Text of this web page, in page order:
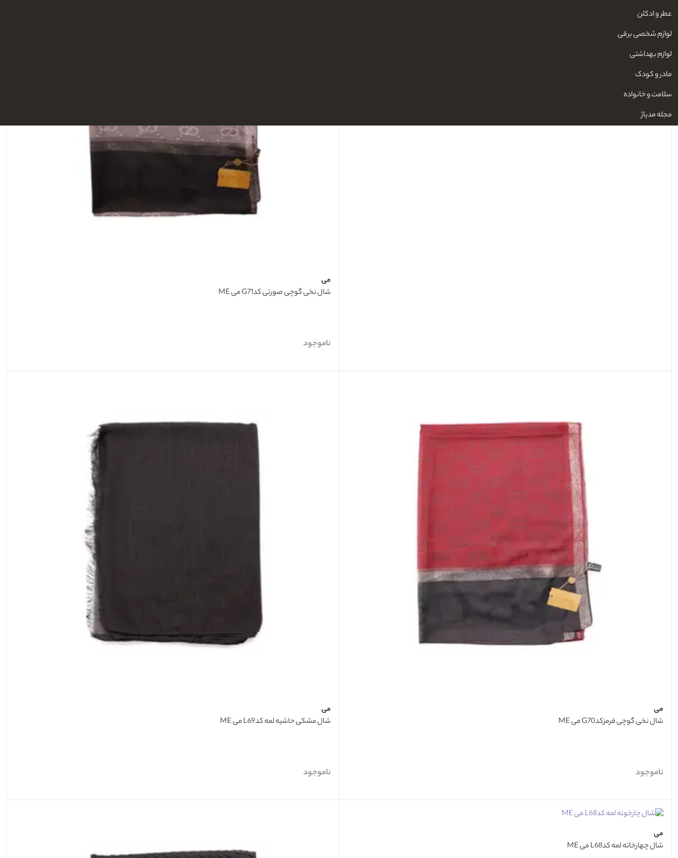
عطر و ادکلن
لوازم شخصی برقی
لوازم بهداشتی
مادر و کودک
سلامت و خانواده
مجله مدیاژ
ناموجود
می
شال نخی گوچی صورتی کدG71 می ME
ناموجود
می
شال نخی گوچی قرمزکدG70 می ME
ناموجود
می
شال مشکی حاشیه لمه کدL69 می ME
ناموجود
می
شال چهارخانه لمه کدL68 می ME